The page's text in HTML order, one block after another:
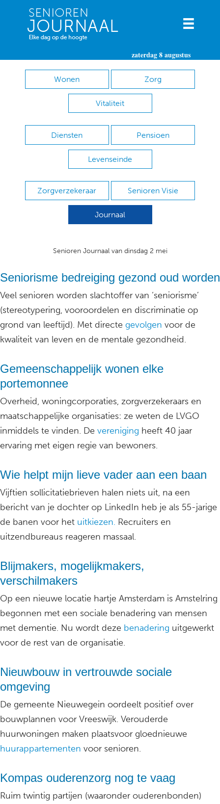
zaterdag 8 augustus
Wonen Zorg
Vitaliteit
Diensten Pensioen
Levenseinde
Zorgverzekeraar Senioren Visie
Journaal
Senioren Journaal van dinsdag 2 mei
Seniorisme bedreiging gezond oud worden
Veel senioren worden slachtoffer van ‘seniorisme’
(stereotypering, vooroordelen en discriminatie op
grond van leeftijd). Met directe gevolgen voor de
kwaliteit van leven en de mentale gezondheid.
Gemeenschappelijk wonen elke
portemonnee
Overheid, woningcorporaties, zorgverzekeraars en
maatschappelijke organisaties: ze weten de LVGO
inmiddels te vinden. De vereniging heeft 40 jaar
ervaring met eigen regie van bewoners.
Wie helpt mijn lieve vader aan een baan
Vijftien sollicitatiebrieven halen niets uit, na een
bericht van je dochter op LinkedIn heb je als 55-jarige
de banen voor het uitkiezen. Recruiters en
uitzendbureaus reageren massaal.
Blijmakers, mogelijkmakers,
verschilmakers
Op een nieuwe locatie hartje Amsterdam is Amstelring
begonnen met een sociale benadering van mensen
met dementie. Nu wordt deze benadering uitgewerkt
voor de rest van de organisatie.
Nieuwbouw in vertrouwde sociale
omgeving
De gemeente Nieuwegein oordeelt positief over
bouwplannen voor Vreeswijk. Verouderde
huurwoningen maken plaatsvoor gloednieuwe
huurappartementen voor senioren.
Kompas ouderenzorg nog te vaag
Ruim twintig partijen (waaronder ouderenbonden)